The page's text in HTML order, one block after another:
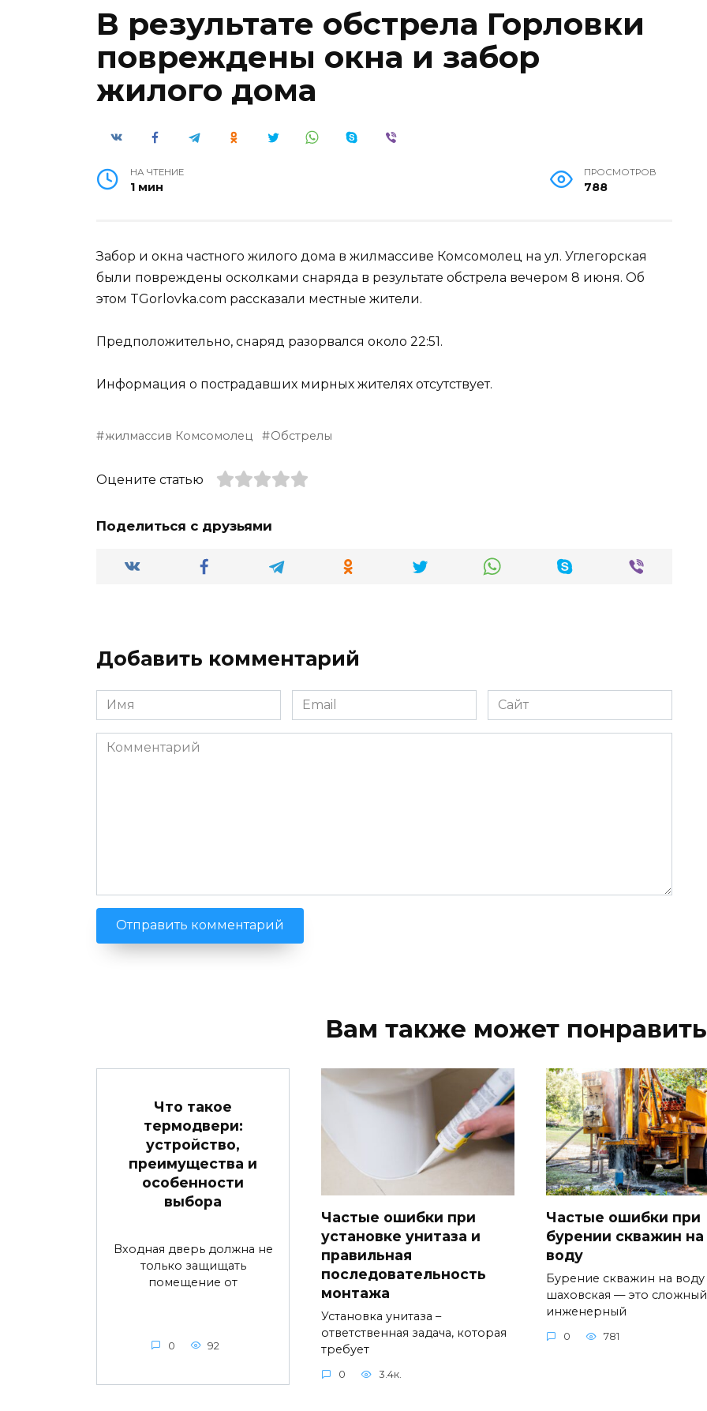
В результате обстрела Горловки
повреждены окна и забор
жилого дома
НА ЧТЕНИЕ
1 мин
ПРОСМОТРОВ
788
Забор и окна частного жилого дома в жилмассиве Комсомолец на ул. Углегорская
были повреждены осколками снаряда в результате обстрела вечером 8 июня. Об
этом TGorlovka.com рассказали местные жители.
Предположительно, снаряд разорвался около 22:51.
Информация о пострадавших мирных жителях отсутствует.
жилмассив Комсомолец Обстрелы
Оцените статью
Поделиться с друзьями
Добавить комментарий
Имя
*
Email
*
Сайт
Комментарий
Вам также может
Что такое
термодвери:
устройство,
преимущества и
особенности
выбора
Входная дверь должна не
только защищать
помещение от
0 92
Частые ошибки при
установке унитаза и
правильная
последовательность
монтажа
Установка унитаза –
ответственная задача, которая
требует
0 3.4к.
Частые ошибки при
бурении скважин на
воду
Бурение скважин на воду
шаховская — это сложный
инженерный
0 781